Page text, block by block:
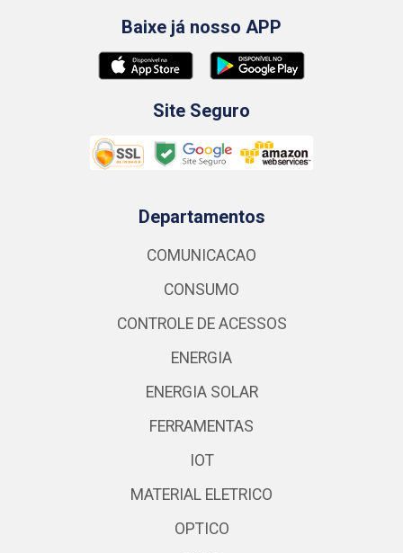
Baixe já nosso APP
Site Seguro
Departamentos
COMUNICACAO
CONSUMO
CONTROLE DE ACESSOS
ENERGIA
ENERGIA SOLAR
FERRAMENTAS
IOT
MATERIAL ELETRICO
OPTICO